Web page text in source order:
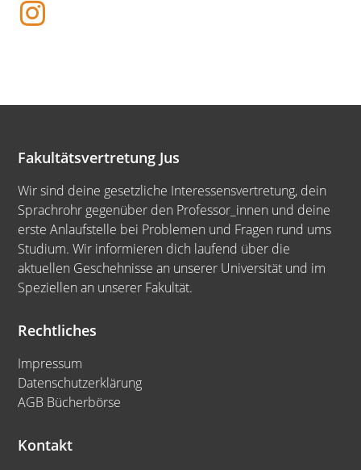
Fakultätsvertretung Jus
Wir sind deine gesetzliche Interessensvertretung, dein
Sprachrohr gegenüber den Professor_innen und deine
erste Anlaufstelle bei Problemen und Fragen rund ums
Studium. Wir informieren dich laufend über die
aktuellen Geschehnisse an unserer Universität und im
Speziellen an unserer Fakultät.
Rechtliches
Impressum
Datenschutzerklärung
AGB Bücherbörse
Kontakt